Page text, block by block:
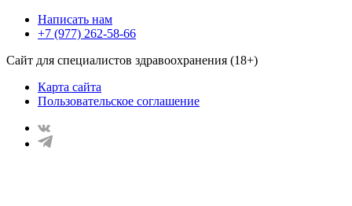
Написать нам
+7 (977) 262-58-66
Сайт для специалистов здравоохранения (18+)
Карта сайта
Пользовательское соглашение